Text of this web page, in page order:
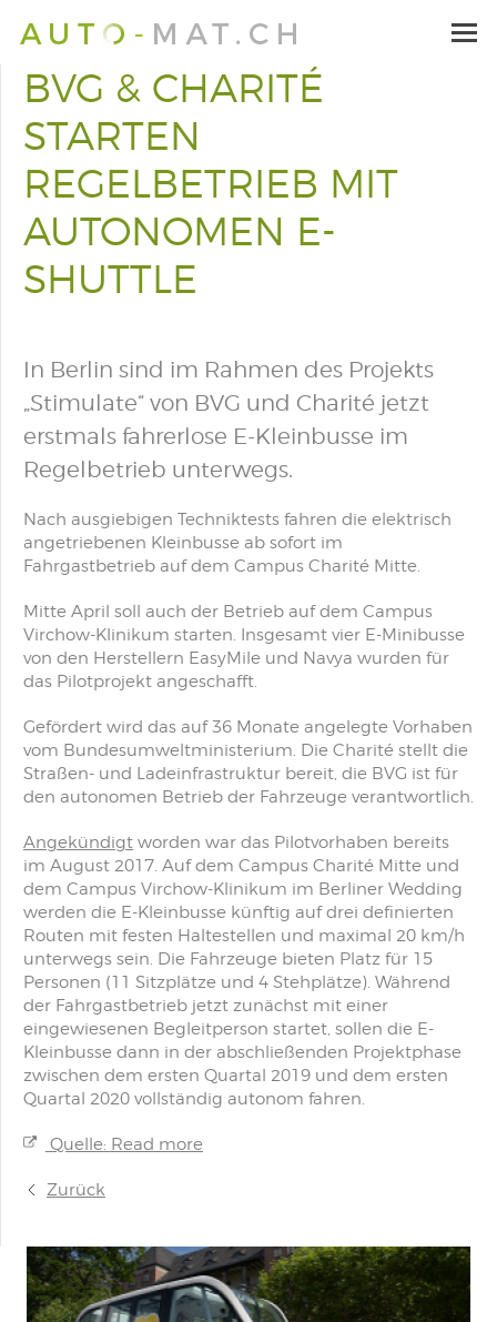
BVG & CHARITÉ
STARTEN
REGELBETRIEB MIT
AUTONOMEN E-
SHUTTLE
In Berlin sind im Rahmen des Projekts
„Stimulate“ von BVG und Charité jetzt
erstmals fahrerlose E-Kleinbusse im
Regelbetrieb unterwegs.
Nach ausgiebigen Techniktests fahren die elektrisch
angetriebenen Kleinbusse ab sofort im
Fahrgastbetrieb auf dem Campus Charité Mitte.
Mitte April soll auch der Betrieb auf dem Campus
Virchow-Klinikum starten. Insgesamt vier E-Minibusse
von den Herstellern EasyMile und Navya wurden für
das Pilotprojekt angeschafft.
Gefördert wird das auf 36 Monate angelegte Vorhaben
vom Bundesumweltministerium. Die Charité stellt die
Straßen- und Ladeinfrastruktur bereit, die BVG ist für
den autonomen Betrieb der Fahrzeuge verantwortlich.
Angekündigt worden war das Pilotvorhaben bereits
im August 2017. Auf dem Campus Charité Mitte und
dem Campus Virchow-Klinikum im Berliner Wedding
werden die E-Kleinbusse künftig auf drei definierten
Routen mit festen Haltestellen und maximal 20 km/h
unterwegs sein. Die Fahrzeuge bieten Platz für 15
Personen (11 Sitzplätze und 4 Stehplätze). Während
der Fahrgastbetrieb jetzt zunächst mit einer
eingewiesenen Begleitperson startet, sollen die E-
Kleinbusse dann in der abschließenden Projektphase
zwischen dem ersten Quartal 2019 und dem ersten
Quartal 2020 vollständig autonom fahren.
Quelle: Read more
Zurück